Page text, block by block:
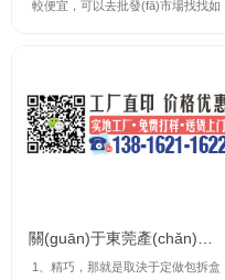
較便宜，可以去批發(fā)市場找找如
(qiáng)；廈門畢升印刷廠是19*90*17
在福建省廈門市注冊成立的全民所有
制，注冊地址位于廈門市思明區(qū)
1、精巧，那就是取決于定做包拆盒